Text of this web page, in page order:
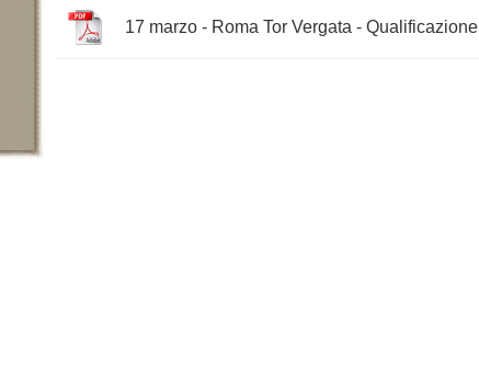
17 marzo - Roma Tor Vergata - Qualificazione